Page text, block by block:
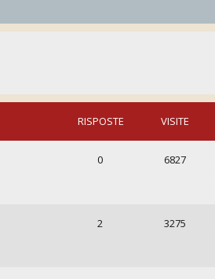
RISPOSTE VISITE
0 6827
2 3275